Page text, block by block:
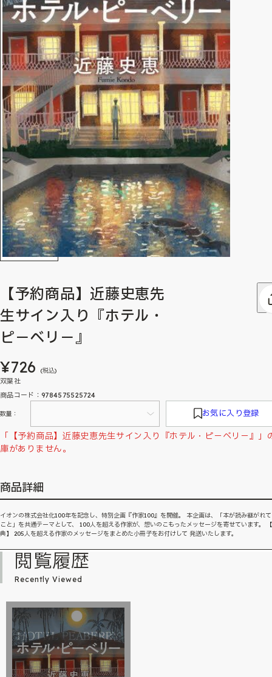
【予約商品】近藤史恵先
生サイン入り『ホテル・
ピ－ベリ－』
¥726 (税込)
双葉社
商品コード：9784575525724
数量： お気に入り登録
「【予約商品】近藤史恵先生サイン入り『ホテル・ピ－ベリ－』」
庫がありません。
商品詳細
イオンの株式会社化100年を記念し、特別企画『作家100』を開催。 本企画は、「本が読み継がれ
こと」を共通テーマとして、 100人を超える作家が、想いのこもったメッセージを寄せています。
典】 205人を超える作家のメッセージをまとめた小冊子をお付けして 発送いたします。
閲覧履歴
Recently Viewed